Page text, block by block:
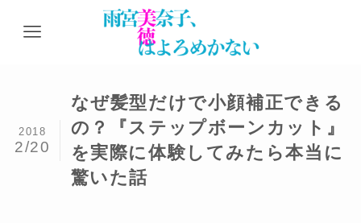
なぜ髪型だけで小顔補正できる
の？『ステップボーンカット』
を実際に体験してみたら本当に
驚いた話
2018
2/20